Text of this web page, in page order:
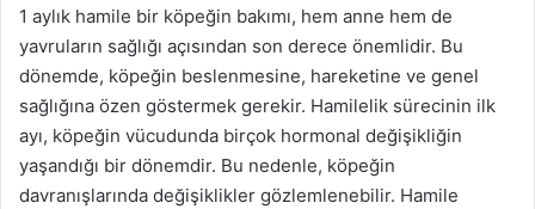
1 aylık hamile bir köpeğin bakımı, hem anne hem de
yavruların sağlığı açısından son derece önemlidir. Bu
dönemde, köpeğin beslenmesine, hareketine ve genel
sağlığına özen göstermek gerekir. Hamilelik sürecinin ilk
ayı, köpeğin vücudunda birçok hormonal değişikliğin
yaşandığı bir dönemdir. Bu nedenle, köpeğin
davranışlarında değişiklikler gözlemlenebilir. Hamile